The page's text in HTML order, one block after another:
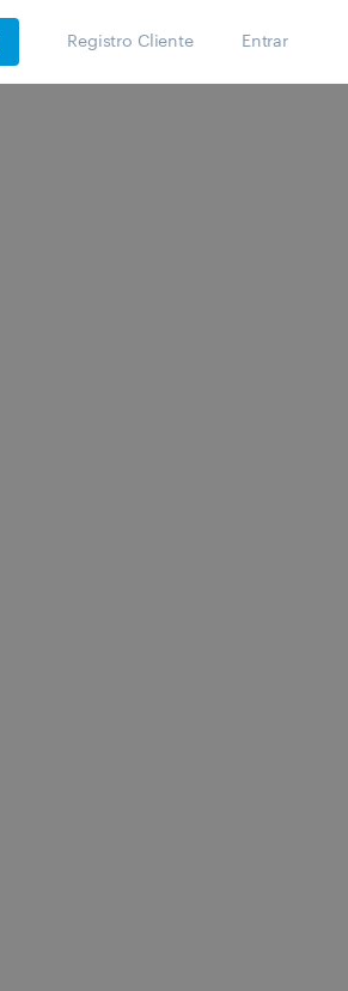
Registro Cliente Entrar